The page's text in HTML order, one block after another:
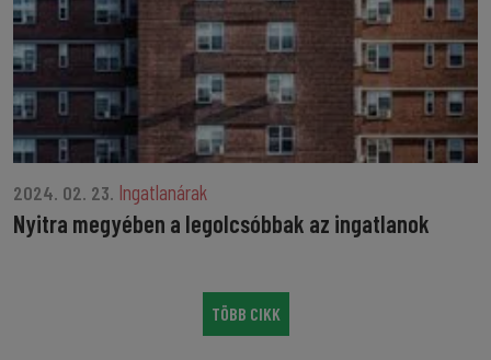
2024. 02. 23. Ingatlanárak
Nyitra megyében a legolcsóbbak az ingatlanok
TÖBB CIKK